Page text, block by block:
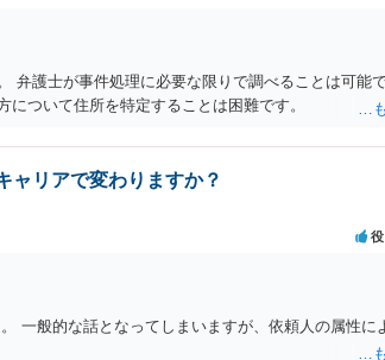
弁護士が事件処理に必要な限りで調べることは可能
ついて住所を特定することは困難です。
ャリアで変わりますか？
一般的な話となってしまいますが、依頼人の属性に